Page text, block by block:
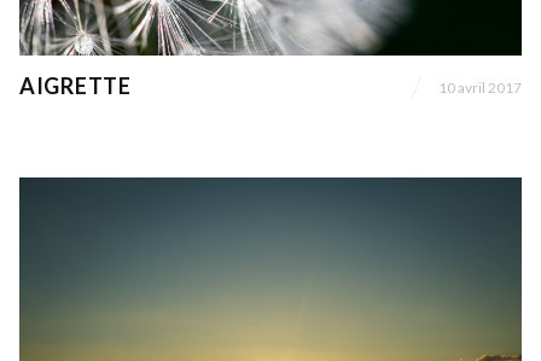
AIGRETTE 10 avril 2017